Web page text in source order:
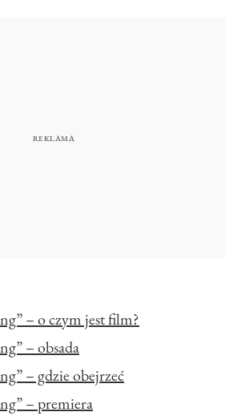
– o czym jest film?
– obsada
– gdzie obejrzeć
– premiera